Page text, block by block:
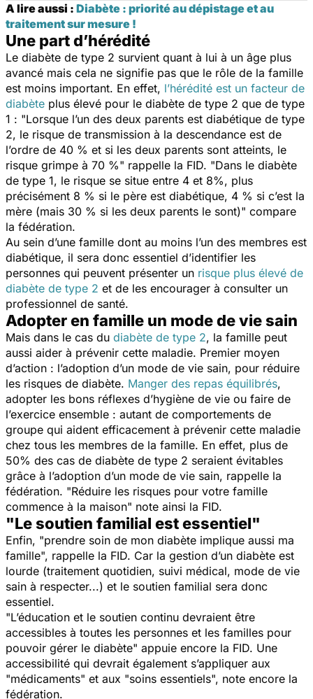
A lire aussi : Diabète : priorité au dépistage et au
traitement sur mesure !
Une part d’hérédité
Le diabète de type 2 survient quant à lui à un âge plus
avancé mais cela ne signifie pas que le rôle de la famille
est moins important. En effet, l’hérédité est un facteur de
diabète plus élevé pour le diabète de type 2 que de type
1 : "Lorsque l’un des deux parents est diabétique de type
2, le risque de transmission à la descendance est de
l’ordre de 40 % et si les deux parents sont atteints, le
risque grimpe à 70 %" rappelle la FID. "Dans le diabète
de type 1, le risque se situe entre 4 et 8%, plus
précisément 8 % si le père est diabétique, 4 % si c’est la
mère (mais 30 % si les deux parents le sont)" compare
la fédération.
Au sein d’une famille dont au moins l’un des membres est
diabétique, il sera donc essentiel d’identifier les
personnes qui peuvent présenter un risque plus élevé de
diabète de type 2 et de les encourager à consulter un
professionnel de santé.
Adopter en famille un mode de vie sain
Mais dans le cas du diabète de type 2, la famille peut
aussi aider à prévenir cette maladie. Premier moyen
d’action : l’adoption d’un mode de vie sain, pour réduire
les risques de diabète. Manger des repas équilibrés,
adopter les bons réflexes d’hygiène de vie ou faire de
l’exercice ensemble : autant de comportements de
groupe qui aident efficacement à prévenir cette maladie
chez tous les membres de la famille. En effet, plus de
50% des cas de diabète de type 2 seraient évitables
grâce à l’adoption d’un mode de vie sain, rappelle la
fédération. "Réduire les risques pour votre famille
commence à la maison" note ainsi la FID.
"Le soutien familial est essentiel"
Enfin, "prendre soin de mon diabète implique aussi ma
famille", rappelle la FID. Car la gestion d’un diabète est
lourde (traitement quotidien, suivi médical, mode de vie
sain à respecter...) et le soutien familial sera donc
essentiel.
"L’éducation et le soutien continu devraient être
accessibles à toutes les personnes et les familles pour
pouvoir gérer le diabète" appuie encore la FID. Une
accessibilité qui devrait également s’appliquer aux
"médicaments" et aux "soins essentiels", note encore la
fédération.